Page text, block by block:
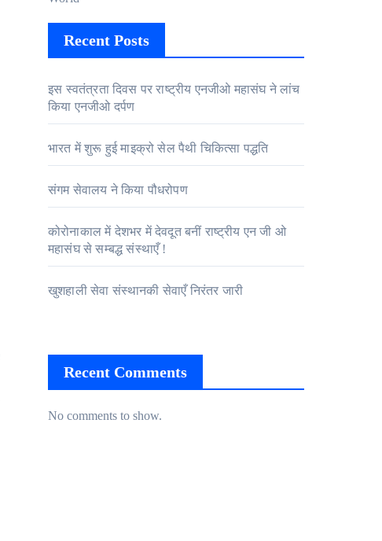
Recent Posts
इस स्वतंत्रता दिवस पर राष्ट्रीय एनजीओ महासंघ ने लांच
किया एनजीओ दर्पण
भारत में शुरू हुई माइक्रो सेल पैथी चिकित्सा पद्धति
संगम सेवालय ने किया पौधरोपण
कोरोनाकाल में देशभर में देवदूत बनीं राष्ट्रीय एन जी ओ
महासंघ से सम्बद्ध संस्थाएँ !
खुशहाली सेवा संस्थानकी सेवाएँ निरंतर जारी
Recent Comments
No comments to show.